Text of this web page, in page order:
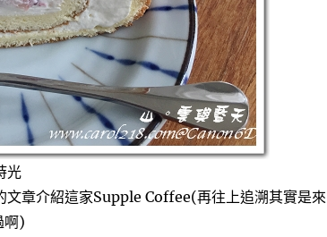
光
文章介紹這家Supple Coffee(再往上追溯其實是來
啊)